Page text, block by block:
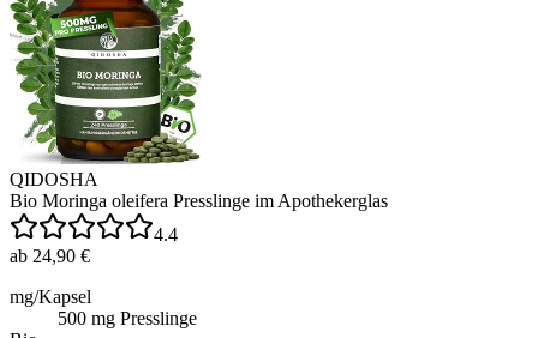
QIDOSHA
Bio Moringa oleifera Presslinge im Apothekerglas
4.4
ab 24,90 €
mg/Kapsel
500 mg Presslinge